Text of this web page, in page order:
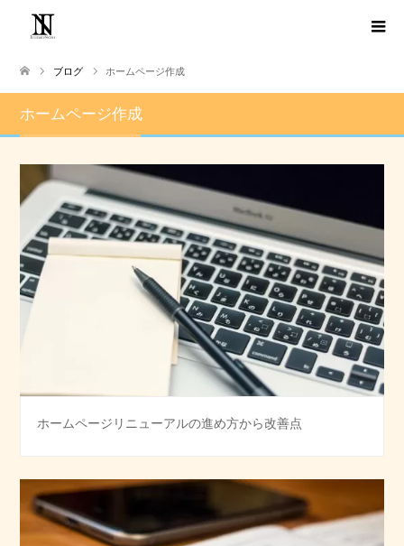
ブログ ホームページ作成
ホームページ作成
ホームページリニューアルの進め方から改善点